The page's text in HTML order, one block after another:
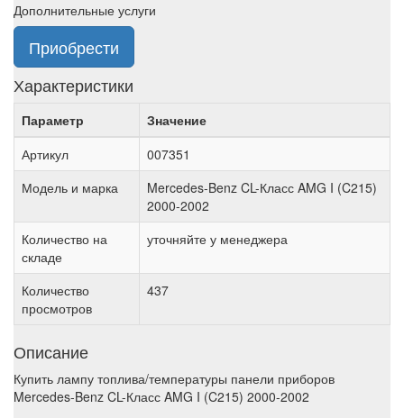
Дополнительные услуги
Приобрести
Характеристики
Параметр
Значение
Артикул
007351
Модель и марка
Mercedes-Benz CL-Класс AMG I (C215)
2000-2002
Количество на
складе
уточняйте у менеджера
Количество
просмотров
437
Описание
Купить лампу топлива/температуры панели приборов
Mercedes-Benz CL-Класс AMG I (C215) 2000-2002